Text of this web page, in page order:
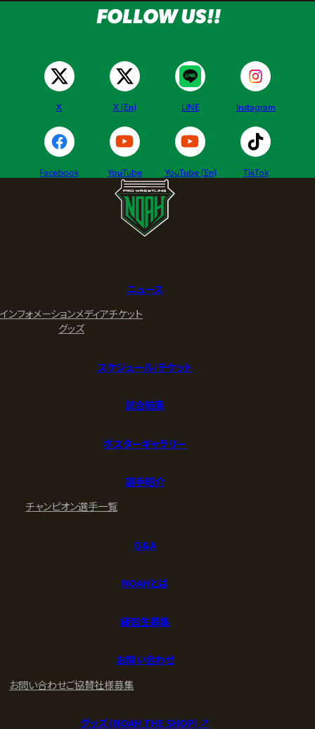
FOLLOW US!!
X X (En) LINE Instagram
Facebook YouTube YouTube (En) TikTok
ニュース
インフォメーションメディアチケット
グッズ
スケジュール/チケット
試合結果
ポスターギャラリー
選手紹介
チャンピオン選手一覧
Q&A
NOAHとは
練習生募集
お問い合わせ
お問い合わせご協賛社様募集
グッズ (NOAH THE SHOP) ↗︎